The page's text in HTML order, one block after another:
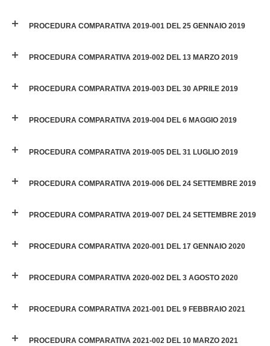
PROCEDURA COMPARATIVA 2019-001 DEL 25 GENNAIO 2019
PROCEDURA COMPARATIVA 2019-002 DEL 13 MARZO 2019
PROCEDURA COMPARATIVA 2019-003 DEL 30 APRILE 2019
PROCEDURA COMPARATIVA 2019-004 DEL 6 MAGGIO 2019
PROCEDURA COMPARATIVA 2019-005 DEL 31 LUGLIO 2019
PROCEDURA COMPARATIVA 2019-006 DEL 24 SETTEMBRE 2019
PROCEDURA COMPARATIVA 2019-007 DEL 24 SETTEMBRE 2019
PROCEDURA COMPARATIVA 2020-001 DEL 17 GENNAIO 2020
PROCEDURA COMPARATIVA 2020-002 DEL 3 AGOSTO 2020
PROCEDURA COMPARATIVA 2021-001 DEL 9 FEBBRAIO 2021
PROCEDURA COMPARATIVA 2021-002 DEL 10 MARZO 2021